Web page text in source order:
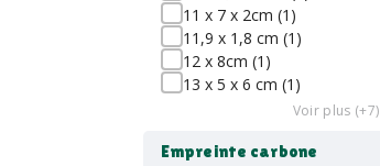
11 x 7 x 2cm (1)
11,9 x 1,8 cm (1)
12 x 8cm (1)
13 x 5 x 6 cm (1)
Voir plus (+7)
Empreinte carbone